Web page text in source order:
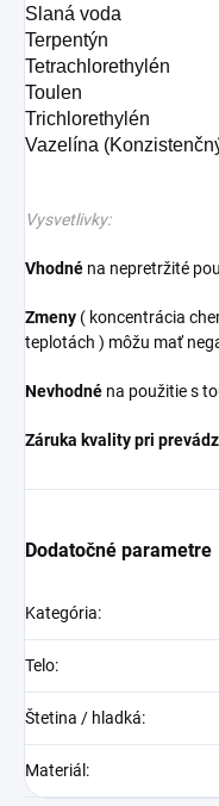
Slaná voda
Terpentýn
Tetrachlorethylén
Toulen
Trichlorethylén
Vazelína
Vysvetlivky:
Vhodné na nepretržité
Zmeny ( koncentrácia
teplotách ) môžu mať
Nevhodné na použitie s
Záruka kvality pri
Dodatočné parametre
Kategória:
Telo:
Štetina / hladká:
Materiál :